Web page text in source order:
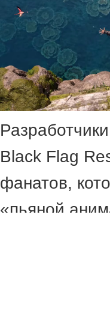
Black Flag
фанатов,
«пьяной